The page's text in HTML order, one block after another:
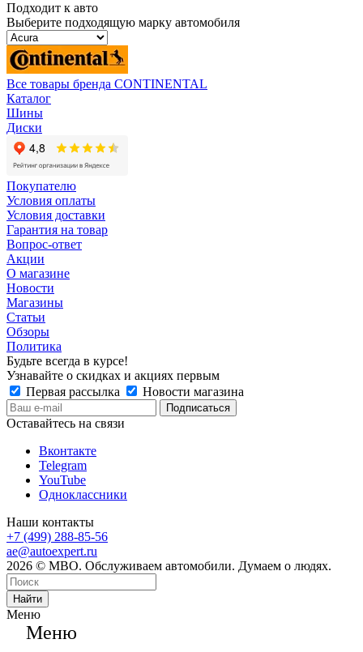
Подходит к авто
Выберите подходящую марку автомобиля
Все товары бренда CONTINENTAL
Каталог
Шины
Диски
Покупателю
Условия оплаты
Условия доставки
Гарантия на товар
Вопрос-ответ
Акции
О магазине
Новости
Магазины
Статьи
Обзоры
Политика
Будьте всегда в курсе!
Узнавайте о скидках и акциях первым
Первая рассылка
Новости магазина
Оставайтесь на связи
Вконтакте
Telegram
YouTube
Одноклассники
Наши контакты
+7 (499) 288-85-56
ae@autoexpert.ru
2026 © МВО. Обслуживаем автомобили. Думаем о людях.
Найти
Меню
Меню